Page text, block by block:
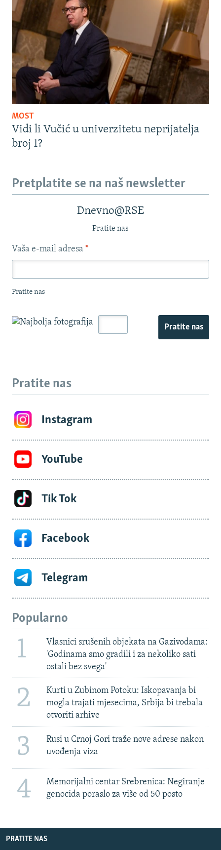
MOST
Vidi li Vučić u univerzitetu neprijatelja
broj 1?
Pretplatite se na naš newsletter
Dnevno@RSE
Pratite nas
Vaša e-mail adresa *
Pratite nas
Pratite nas
Pratite nas
Instagram
YouTube
Tik Tok
Facebook
Telegram
Popularno
1
Vlasnici srušenih objekata na Gazivodama:
'Godinama smo gradili i za nekoliko sati
ostali bez svega'
2
Kurti u Zubinom Potoku: Iskopavanja bi
mogla trajati mjesecima, Srbija bi trebala
otvoriti arhive
3
Rusi u Crnoj Gori traže nove adrese nakon
uvođenja viza
4
Memorijalni centar Srebrenica: Negiranje
genocida poraslo za više od 50 posto
PRATITE NAS